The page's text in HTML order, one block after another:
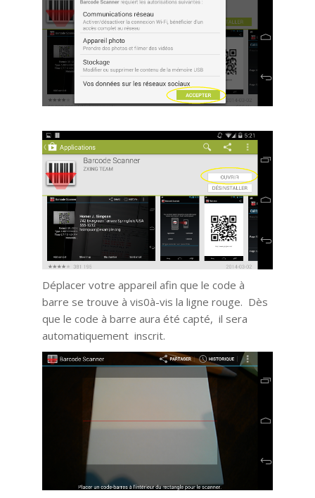
Déplacer votre appareil afin que le code à
barre se trouve à vis0à-vis la ligne rouge. Dès
que le code à barre aura été capté, il sera
automatiquement inscrit.